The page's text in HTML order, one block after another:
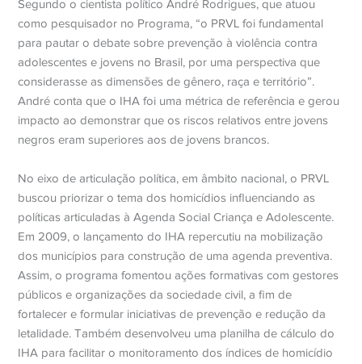
Segundo o cientista político André Rodrigues, que atuou
como pesquisador no Programa, “o PRVL foi fundamental
para pautar o debate sobre prevenção à violência contra
adolescentes e jovens no Brasil, por uma perspectiva que
considerasse as dimensões de gênero, raça e território”.
André conta que o IHA foi uma métrica de referência e gerou
impacto ao demonstrar que os riscos relativos entre jovens
negros eram superiores aos de jovens brancos.
No eixo de articulação política, em âmbito nacional, o PRVL
buscou priorizar o tema dos homicídios influenciando as
políticas articuladas à Agenda Social Criança e Adolescente.
Em 2009, o lançamento do IHA repercutiu na mobilização
dos municípios para construção de uma agenda preventiva.
Assim, o programa fomentou ações formativas com gestores
públicos e organizações da sociedade civil, a fim de
fortalecer e formular iniciativas de prevenção e redução da
letalidade. Também desenvolveu uma planilha de cálculo do
IHA para facilitar o monitoramento dos índices de homicídio